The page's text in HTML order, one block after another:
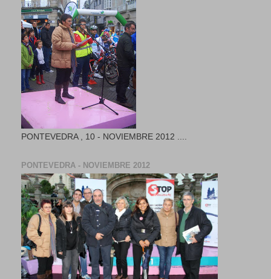
PONTEVEDRA , 10 - NOVIEMBRE 2012 ....
PONTEVEDRA - NOVIEMBRE 2012